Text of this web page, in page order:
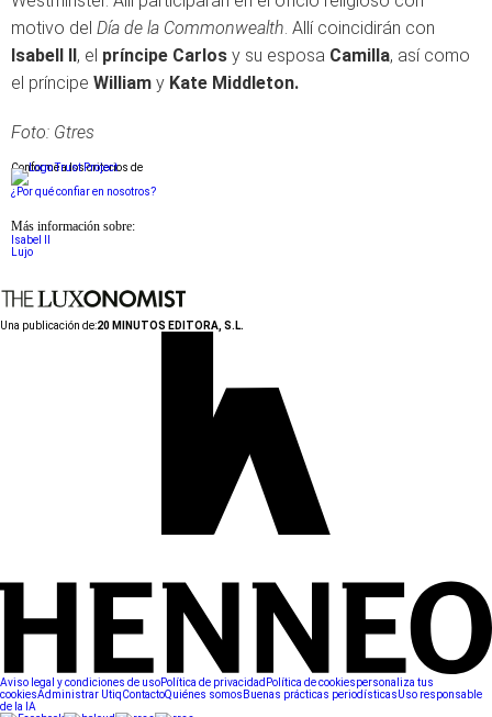
motivo del Día de la Commonwealth. Allí coincidirán con
Isabell II, el príncipe Carlos y su esposa Camilla, así como
el príncipe William y Kate Middleton.
Foto: Gtres
Conforme a los criterios de
¿Por qué confiar en nosotros?
Más información sobre:
Isabel II
Lujo
Una publicación de:20 MINUTOS EDITORA, S.L.
Aviso legal y condiciones de usoPolítica de privacidad Política de cookiespersonaliza tus
cookiesAdministrar UtiqContactoQuiénes somos Buenas prácticas periodísticasUso responsable
de la IA